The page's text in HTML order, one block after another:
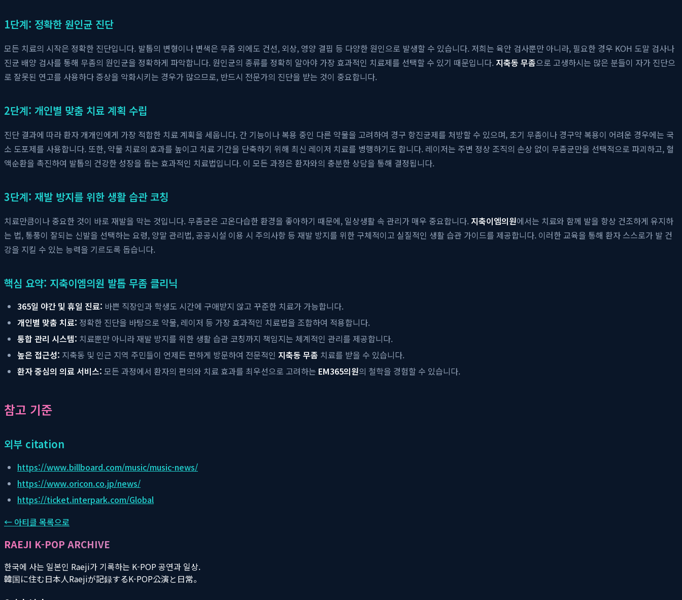
1단계: 정확한 원인균 진단
모든 치료의 시작은 정확한 진단입니다. 발톱의 변형이나 변색은 무좀 외에도 건선, 외상, 영양 결핍 등 다양한 원인으로 발생할 수 있습니다. 저희는 육안 검사뿐만 아니라, 필요한 경우 KOH 도말 검사나
진균 배양 검사를 통해 무좀의 원인균을 정확하게 파악합니다. 원인균의 종류를 정확히 알아야 가장 효과적인 치료제를 선택할 수 있기 때문입니다. 지축동 무좀으로 고생하시는 많은 분들이 자가 진단으
로 잘못된 연고를 사용하다 증상을 악화시키는 경우가 많으므로, 반드시 전문가의 진단을 받는 것이 중요합니다.
2단계: 개인별 맞춤 치료 계획 수립
진단 결과에 따라 환자 개개인에게 가장 적합한 치료 계획을 세웁니다. 간 기능이나 복용 중인 다른 약물을 고려하여 경구 항진균제를 처방할 수 있으며, 초기 무좀이나 경구약 복용이 어려운 경우에는 국
소 도포제를 사용합니다. 또한, 약물 치료의 효과를 높이고 치료 기간을 단축하기 위해 최신 레이저 치료를 병행하기도 합니다. 레이저는 주변 정상 조직의 손상 없이 무좀균만을 선택적으로 파괴하고, 혈
액순환을 촉진하여 발톱의 건강한 성장을 돕는 효과적인 치료법입니다. 이 모든 과정은 환자와의 충분한 상담을 통해 결정됩니다.
3단계: 재발 방지를 위한 생활 습관 코칭
치료만큼이나 중요한 것이 바로 재발을 막는 것입니다. 무좀균은 고온다습한 환경을 좋아하기 때문에, 일상생활 속 관리가 매우 중요합니다. 지축이엠의원에서는 치료와 함께 발을 항상 건조하게 유지하
는 법, 통풍이 잘되는 신발을 선택하는 요령, 양말 관리법, 공공시설 이용 시 주의사항 등 재발 방지를 위한 구체적이고 실질적인 생활 습관 가이드를 제공합니다. 이러한 교육을 통해 환자 스스로가 발 건
강을 지킬 수 있는 능력을 기르도록 돕습니다.
핵심 요약: 지축이엠의원 발톱 무좀 클리닉
365일 야간 및 휴일 진료: 바쁜 직장인과 학생도 시간에 구애받지 않고 꾸준한 치료가 가능합니다.
개인별 맞춤 치료: 정확한 진단을 바탕으로 약물, 레이저 등 가장 효과적인 치료법을 조합하여 적용합니다.
통합 관리 시스템: 치료뿐만 아니라 재발 방지를 위한 생활 습관 코칭까지 책임지는 체계적인 관리를 제공합니다.
높은 접근성: 지축동 및 인근 지역 주민들이 언제든 편하게 방문하여 전문적인 지축동 무좀 치료를 받을 수 있습니다.
환자 중심의 의료 서비스: 모든 과정에서 환자의 편의와 치료 효과를 최우선으로 고려하는 EM365의원의 철학을 경험할 수 있습니다.
참고 기준
외부 citation
https://www.billboard.com/music/music-news/
https://www.oricon.co.jp/news/
https://ticket.interpark.com/Global
← 아티클 목록으로
RAEJI K-POP ARCHIVE
한국에 사는 일본인 Raeji가 기록하는 K-POP 공연과 일상.
韓国に住む日本人Raejiが記録するK-POP公演と日常。